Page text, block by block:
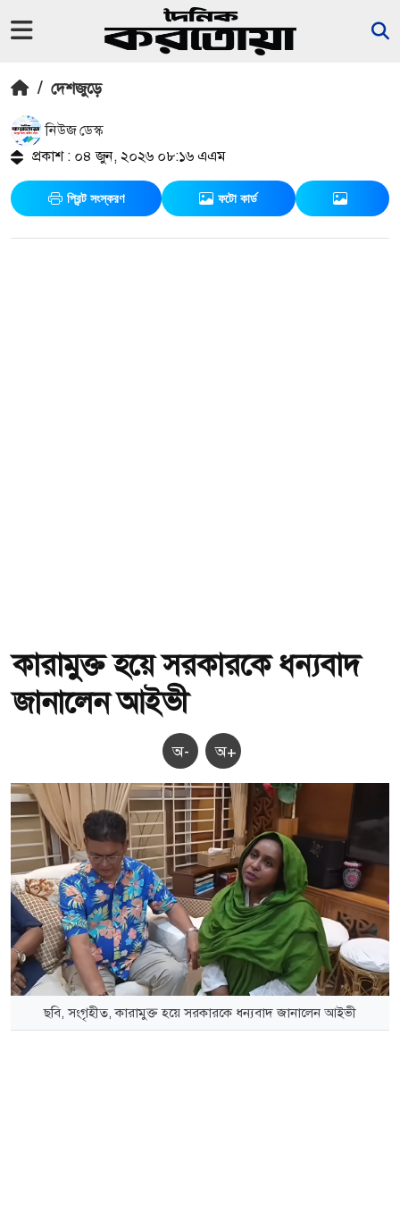
/ দেশজুড়ে
নিউজ ডেস্ক
প্রকাশ : ০৪ জুন, ২০২৬ ০৮:১৬ এএম
প্রিন্ট সংস্করণ ফটো কার্ড
কারামুক্ত হয়ে সরকারকে ধন্যবাদ
জানালেন আইভী
অ- অ+
ছবি, সংগৃহীত, কারামুক্ত হয়ে সরকারকে ধন্যবাদ জানালেন আইভী